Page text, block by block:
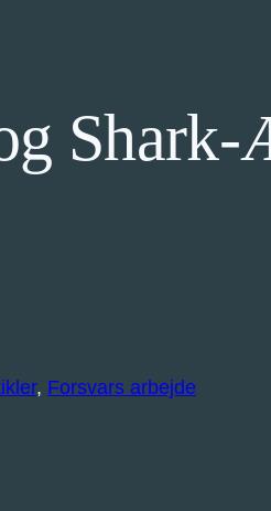
, Forsvars arbejde